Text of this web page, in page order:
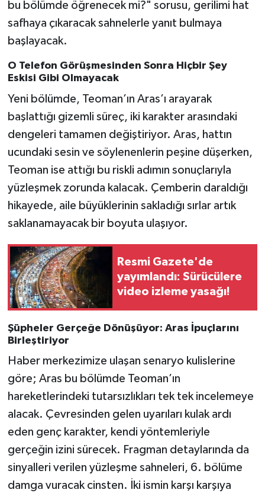
bu bölümde öğrenecek mi?" sorusu, gerilimi hat
safhaya çıkaracak sahnelerle yanıt bulmaya
başlayacak.
O Telefon Görüşmesinden Sonra Hiçbir Şey
Eskisi Gibi Olmayacak
Yeni bölümde, Teoman’ın Aras’ı arayarak
başlattığı gizemli süreç, iki karakter arasındaki
dengeleri tamamen değiştiriyor. Aras, hattın
ucundaki sesin ve söylenenlerin peşine düşerken,
Teoman ise attığı bu riskli adımın sonuçlarıyla
yüzleşmek zorunda kalacak. Çemberin daraldığı
hikayede, aile büyüklerinin sakladığı sırlar artık
saklanamayacak bir boyuta ulaşıyor.
Resmi Gazete'de
yayımlandı: Sürücülere
video izleme yasağı!
Şüpheler Gerçeğe Dönüşüyor: Aras İpuçlarını
Birleştiriyor
Haber merkezimize ulaşan senaryo kulislerine
göre; Aras bu bölümde Teoman’ın
hareketlerindeki tutarsızlıkları tek tek incelemeye
alacak. Çevresinden gelen uyarıları kulak ardı
eden genç karakter, kendi yöntemleriyle
gerçeğin izini sürecek. Fragman detaylarında da
sinyalleri verilen yüzleşme sahneleri, 6. bölüme
damga vuracak cinsten. İki ismin karşı karşıya
KÜLTÜR SANAT